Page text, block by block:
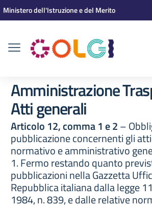
Vai ai contenuti
Vai al menu di navigazione
Vai al footer
Ministero dell'Istruzione e del Merito
Amministrazione
Atti generali
Articolo 12, comma 1 e 2–
pubblicazione concernenti gli
normativo e amministrativo
1. Fermo restando quanto
pubblicazioni nella Gazzetta
Repubblica italiana dalla legge
1984, n. 839, e dalle relative